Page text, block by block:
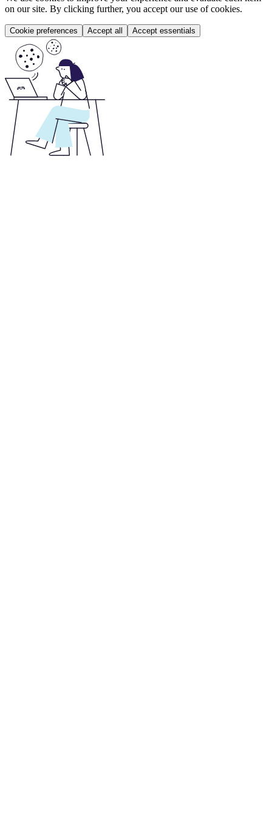
on our site. By clicking further, you accept our use of cookies.
Cookie preferences Accept all Accept essentials